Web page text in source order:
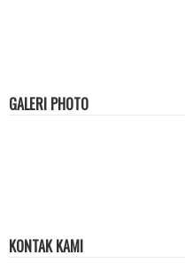
GALERI PHOTO
KONTAK KAMI